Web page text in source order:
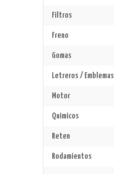
Filtros
Freno
Gomas
Letreros / Emblemas
Motor
Quimicos
Reten
Rodamientos